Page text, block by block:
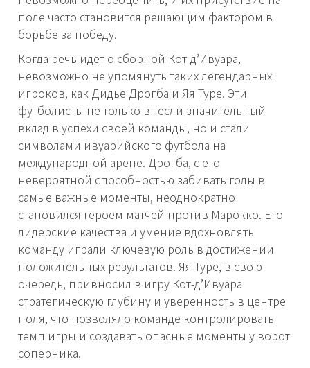
поле часто становится решающим фактором в
борьбе за победу.
Когда речь идет о сборной Кот-д’Ивуара,
невозможно не упомянуть таких легендарных
игроков, как Дидье Дрогба и Яя Туре. Эти
футболисты не только внесли значительный
вклад в успехи своей команды, но и стали
символами ивуарийского футбола на
международной арене. Дрогба, с его
невероятной способностью забивать голы в
самые важные моменты, неоднократно
становился героем матчей против Марокко. Его
лидерские качества и умение вдохновлять
команду играли ключевую роль в достижении
положительных результатов. Яя Туре, в свою
очередь, привносил в игру Кот-д’Ивуара
стратегическую глубину и уверенность в центре
поля, что позволяло команде контролировать
темп игры и создавать опасные моменты у ворот
соперника.